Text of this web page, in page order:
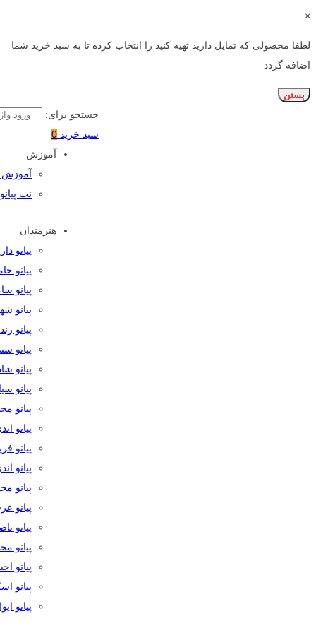
×
لطفا محصولی که تمایل دارید تهیه کنید را انتخاب کرده تا به سبد خرید شما
اضافه گردد
بستن
جستجو برای:
سبد خرید 0
آموزش
آموزش
نت پیانو
هنرمندان
پیانو
پیانو
پیانو
پیانو
پیانو
پیانو
پیانو
پیانو
پیانو
پیانو
پیانو
پیانو
پیانو
پیانو
پیانو
پیانو
پیانو
پیانو
پیانو